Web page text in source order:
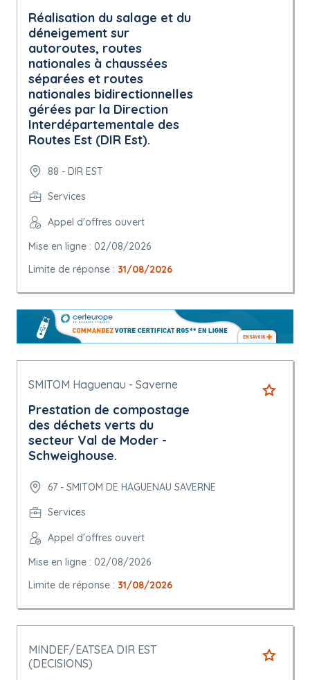
Réalisation du salage et du
déneigement sur
autoroutes, routes
nationales à chaussées
séparées et routes
nationales bidirectionnelles
gérées par la Direction
Interdépartementale des
Routes Est (DIR Est).
88 - DIR EST
Services
Appel d'offres ouvert
Mise en ligne : 02/08/2026
Limite de réponse : 31/08/2026
SMITOM Haguenau - Saverne
Prestation de compostage
des déchets verts du
secteur Val de Moder -
Schweighouse.
67 - SMITOM DE HAGUENAU SAVERNE
Services
Appel d'offres ouvert
Mise en ligne : 02/08/2026
Limite de réponse : 31/08/2026
MINDEF/EATSEA DIR EST
(DECISIONS)